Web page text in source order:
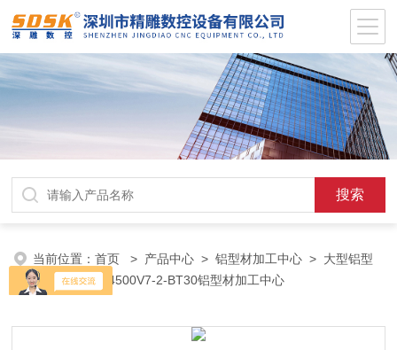
当前位置：首页 > 产品中心 >铝型材加工中心 > 大型铝型
材加工> SD4500V7-2-BT30铝型材加工中心